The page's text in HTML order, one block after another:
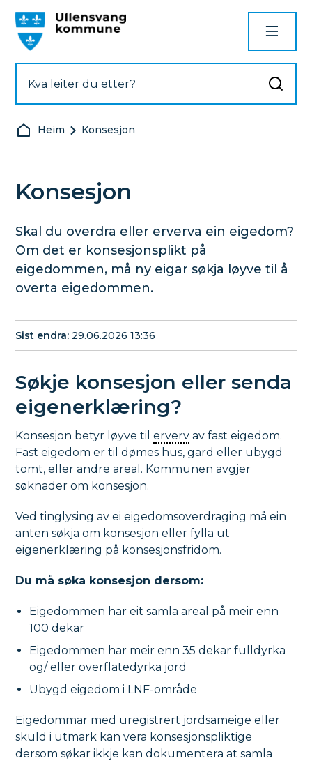
Du er her:
Heim Konsesjon
Konsesjon
Skal du overdra eller erverva ein eigedom?
Om det er konsesjonsplikt på
eigedommen, må ny eigar søkja løyve til å
overta eigedommen.
Sist endra 29.06.2026 13:36
Søkje konsesjon eller senda
eigenerklæring?
Konsesjon betyr løyve tilerverv av fast eigedom.
Fast eigedom er til dømes hus, gard eller ubygd
tomt, eller andre areal. Kommunen avgjer
søknader om konsesjon.
Ved tinglysing av ei eigedomsoverdraging må ein
anten søkja om konsesjon eller fylla ut
eigenerklæring på konsesjonsfridom.
Du må søka konsesjon dersom:
Eigedommen har eit samla areal på meir enn
100 dekar
Eigedommen har meir enn 35 dekar fulldyrka
og/ eller overflatedyrka jord
Ubygd eigedom i LNF-område
Eigedommar med uregistrert jordsameige eller
skuld i utmark kan vera konsesjonspliktige
dersom søkar ikkje kan dokumentera at samla